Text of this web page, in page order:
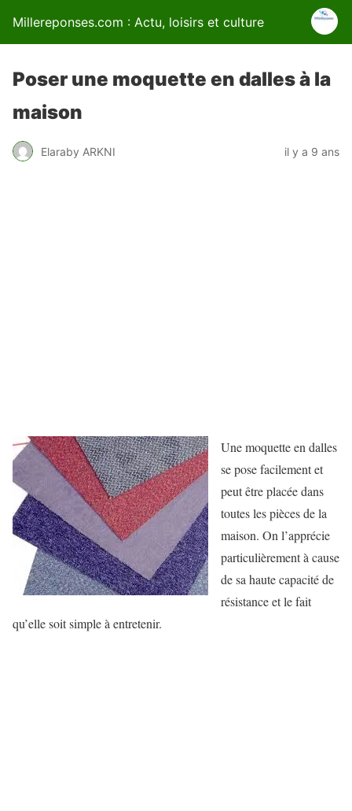
Millereponses.com : Actu, loisirs et culture
Poser une moquette en dalles à la
maison
Elaraby ARKNI il y a 9 ans
Une moquette en dalles
se pose facilement et
peut être placée dans
toutes les pièces de la
maison. On l’apprécie
particulièrement à cause
de sa haute capacité de
résistance et le fait
qu’elle soit simple à entretenir.